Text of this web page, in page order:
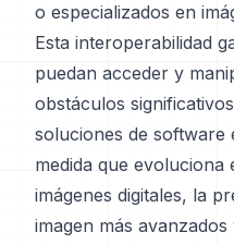
o especializados en
Esta interoperabilidad
puedan acceder y
obstáculos
soluciones de software
medida que evoluciona
imágenes digitales, la
imagen más